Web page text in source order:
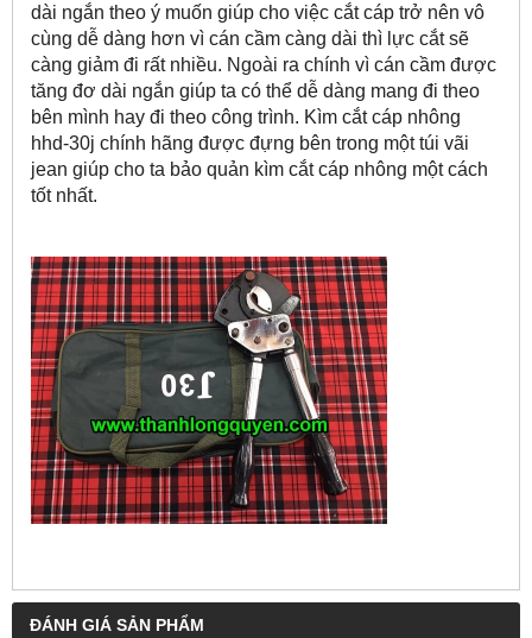
dài ngắn theo ý muốn giúp cho việc cắt cáp trở nên vô
cùng dễ dàng hơn vì cán cầm càng dài thì lực cắt sẽ
càng giảm đi rất nhiều. Ngoài ra chính vì cán cầm được
tăng đơ dài ngắn giúp ta có thể dễ dàng mang đi theo
bên mình hay đi theo công trình. Kìm cắt cáp nhông
hhd-30j chính hãng được đựng bên trong một túi vãi
jean giúp cho ta bảo quản kìm cắt cáp nhông một cách
tốt nhất.
ĐÁNH GIÁ SẢN PHẨM